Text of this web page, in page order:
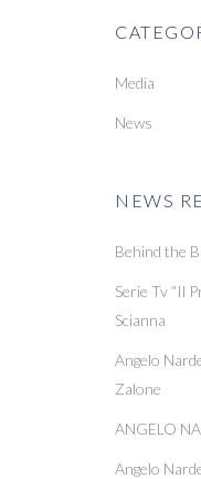
Media
News
NEWS
Behind the
Serie Tv “Il
Scianna
Angelo
Zalone
ANGELO
Angelo